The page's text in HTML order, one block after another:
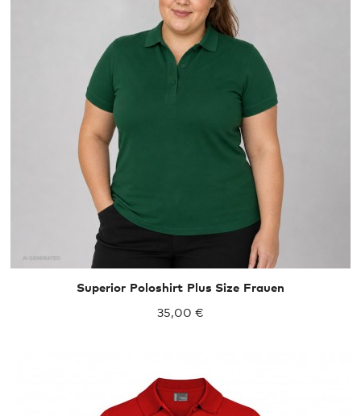
Superior Poloshirt Plus Size Frauen
35,00 €